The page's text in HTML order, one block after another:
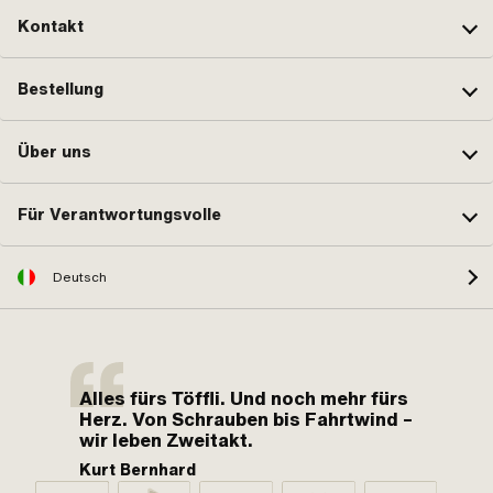
Kontakt
Bestellung
Über uns
Für Verantwortungsvolle
Deutsch
Alles fürs Töffli. Und noch mehr fürs
Herz. Von Schrauben bis Fahrtwind –
wir leben Zweitakt.
Kurt Bernhard